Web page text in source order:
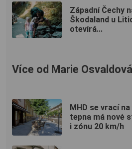
Západní Čechy
Škodaland u
otevírá...
Více od Marie Osvaldová
MHD se vrací
tepna má nové
i zónu 20 km/h